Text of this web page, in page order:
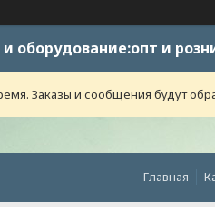
оборудование:опт и
Заказы и сообщения будут
Главная